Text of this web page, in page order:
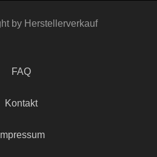
by Herstellerverkauf
FAQ
Kontakt
Impressum